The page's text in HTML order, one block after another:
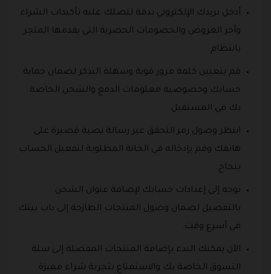
أدخل بريدك الإلكتروني بدقة لتصلك عليه تأكيدات الشراء
وآخر العروض والخصومات الحصرية التي يقدمها المتجر
بانتظام.
قم بتعيين كلمة مرور قوية وسهلة التذكر لضمان حماية
حسابك وخصوصية معلومات الدفع والشحن الخاصة
بك في المستقبل.
انتظر وصول رمز التحقق عبر رسالة نصية قصيرة على
هاتفك وقم بإدخاله في الخانة المطلوبة لتفعيل الحساب
بنجاح.
توجه إلى إعدادات حسابك لإضافة عنوان الشحن
بالتفصيل لضمان وصول المنتجات الطازجة إلى باب بيتك
في أسرع وقت.
الآن يمكنك البدء بإضافة المنتجات المفضلة إلى سلة
التسوق الخاصة بك والاستمتاع بتجربة شراء مميزة.